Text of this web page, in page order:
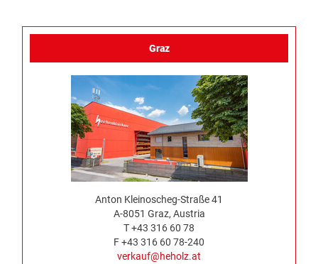
Graz
Anton Kleinoscheg-Straße 41
A-8051 Graz, Austria
T +43 316 60 78
F +43 316 60 78-240
verkauf@heholz.at